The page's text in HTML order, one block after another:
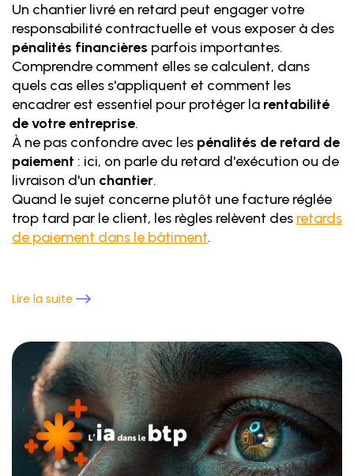
Un chantier livré en retard peut engager votre
responsabilité contractuelle et vous exposer à des
pénalités financières parfois importantes.
Comprendre comment elles se calculent, dans
quels cas elles s'appliquent et comment les
encadrer est essentiel pour protéger la rentabilité
de votre entreprise.
À ne pas confondre avec les pénalités de retard de
paiement : ici, on parle du retard d'exécution ou de
livraison d'un chantier.
Quand le sujet concerne plutôt une facture réglée
trop tard par le client, les règles relèvent des retards
de paiement dans le bâtiment.
Lire la suite